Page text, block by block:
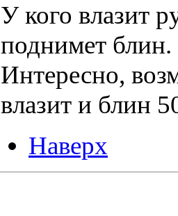
У кого влазит
поднимет блин.
Интересно,
влазит и блин
Наверх